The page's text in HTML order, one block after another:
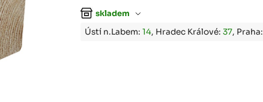
skladem
Ústí n.Labem: 14, Hradec Králové: 37, Praha:
ONO)
+420 734 850 860
rajdrevapraha